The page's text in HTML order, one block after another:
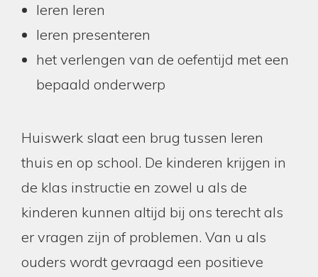
leren leren
leren presenteren
het verlengen van de oefentijd met een
bepaald onderwerp
Huiswerk slaat een brug tussen leren
thuis en op school. De kinderen krijgen in
de klas instructie en zowel u als de
kinderen kunnen altijd bij ons terecht als
er vragen zijn of problemen. Van u als
ouders wordt gevraagd een positieve